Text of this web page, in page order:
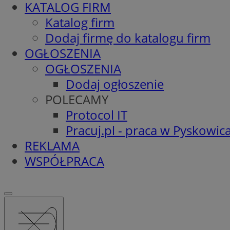
KATALOG FIRM
Katalog firm
Dodaj firmę do katalogu firm
OGŁOSZENIA
OGŁOSZENIA
Dodaj ogłoszenie
POLECAMY
Protocol IT
Pracuj.pl - praca w
REKLAMA
WSPÓŁPRACA